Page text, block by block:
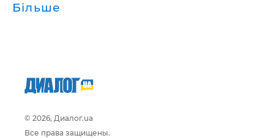
Більше
© 2026, Диалог.ua
Все права защищены.